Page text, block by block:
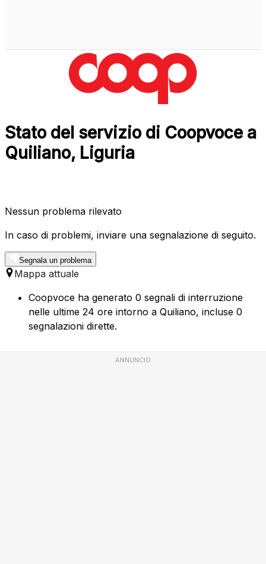
Stato del servizio di Coopvoce a
Quiliano, Liguria
Nessun problema rilevato
In caso di problemi, inviare una segnalazione di seguito.
Segnala un problema
Mappa attuale
Coopvoce ha generato 0 segnali di interruzione
nelle ultime 24 ore intorno a Quiliano, incluse 0
segnalazioni dirette.
ANNUNCIO